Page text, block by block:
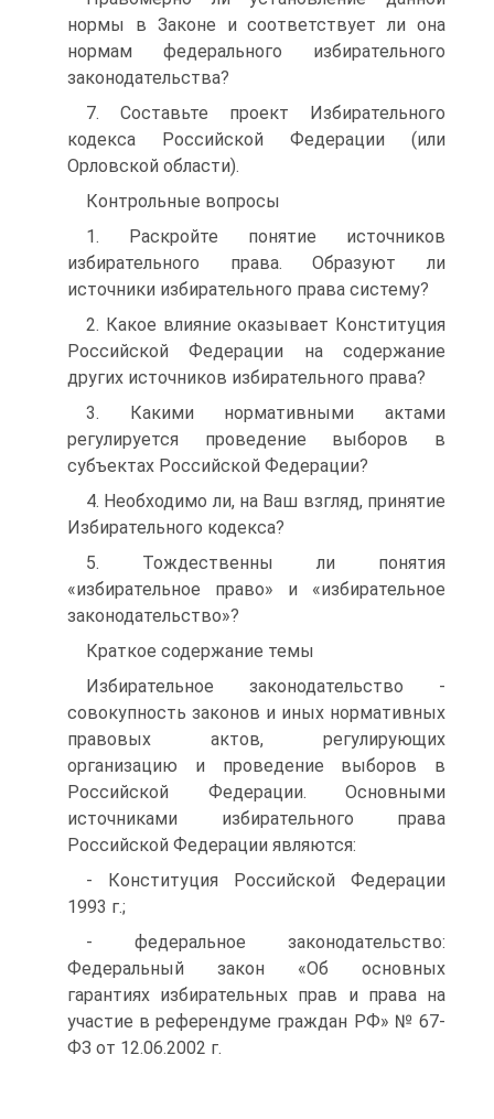
нормы в Законе и соответствует ли она
нормам федерального избирательного
законодательства?
7. Составьте проект Избирательного
кодекса Российской Федерации (или
Орловской области).
Контрольные вопросы
1. Раскройте понятие источников
избирательного права. Образуют ли
источники избирательного права систему?
2. Какое влияние оказывает Конституция
Российской Федерации на содержание
других источников избирательного права?
3. Какими нормативными актами
регулируется проведение выборов в
субъектах Российской Федерации?
4. Необходимо ли, на Ваш взгляд, принятие
Избирательного кодекса?
5. Тождественны ли понятия
«избирательное право» и «избирательное
законодательство»?
Краткое содержание темы
Избирательное законодательство -
совокупность законов и иных нормативных
правовых актов, регулирующих
организацию и проведение выборов в
Российской Федерации. Основными
источниками избирательного права
Российской Федерации являются:
- Конституция Российской Федерации
1993 г.;
- федеральное законодательство:
Федеральный закон «Об основных
гарантиях избирательных прав и права на
участие в референдуме граждан РФ» № 67-
ФЗ от 12.06.2002 г.